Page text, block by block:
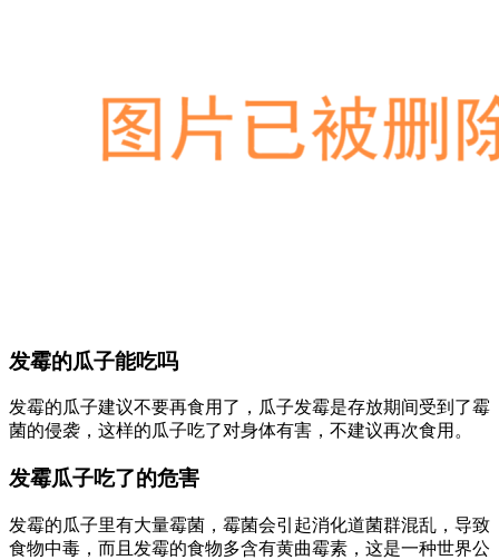
发霉的瓜子能吃吗
发霉的瓜子建议不要再食用了，瓜子发霉是存放期间受到了霉
菌的侵袭，这样的瓜子吃了对身体有害，不建议再次食用。
发霉瓜子吃了的危害
发霉的瓜子里有大量霉菌，霉菌会引起消化道菌群混乱，导致
食物中毒，而且发霉的食物多含有黄曲霉素，这是一种世界公